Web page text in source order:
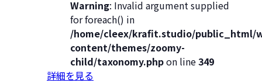
Warning: Invalid argument supplied
for foreach() in
/home/cleex/krafit.studio/public_html/
content/themes/zoomy-
child/taxonomy.phpon line349
詳細を見る